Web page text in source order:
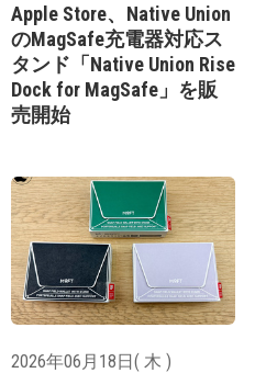
Apple Store、Native Union
のMagSafe充電器対応ス
タンド「Native Union Rise
Dock for MagSafe」を販
売開始
2026年06月18日( 木 )